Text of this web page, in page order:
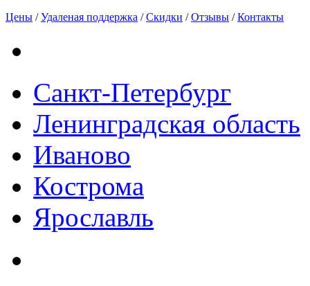
Цены /Удаленая поддержка /Скидки /Отзывы /Контакты
Санкт-Петербург
Ленинградская область
Иваново
Кострома
Ярославль